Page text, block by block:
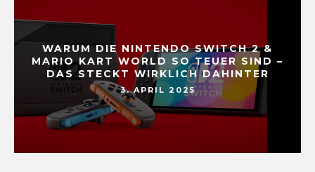
WARUM DIE NINTENDO SWITCH 2 &
MARIO KART WORLD SO TEUER SIND –
DAS STECKT WIRKLICH DAHINTER
3. APRIL 2025